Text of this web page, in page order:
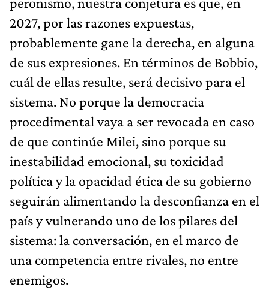
2027, por las razones expuestas,
probablemente gane la derecha, en alguna
de sus expresiones. En términos de Bobbio,
cuál de ellas resulte, será decisivo para el
sistema. No porque la democracia
procedimental vaya a ser revocada en caso
de que continúe Milei, sino porque su
inestabilidad emocional, su toxicidad
política y la opacidad ética de su gobierno
seguirán alimentando la desconfianza en el
país y vulnerando uno de los pilares del
sistema: la conversación, en el marco de
una competencia entre rivales, no entre
enemigos.